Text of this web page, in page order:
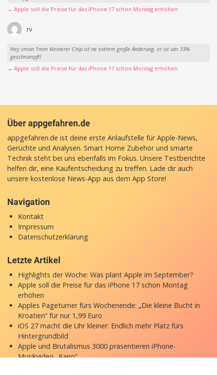
→ Apple soll die Preise für das iPhone 17 schon Montag erhöhen
rv
Hey cmon 1mm kleinerer Chip ist ne extrem große Änderung, er ist um 33%
geschrumpft!
→ Apple soll die Preise für das iPhone 17 schon Montag erhöhen
Über appgefahren.de
appgefahren.de ist deine erste Anlaufstelle für Apple-News,
Gerüchte und Analysen. Smart Home Zubehör und smarte
Technik steht bei uns ebenfalls im Fokus. Unsere Testberichte
helfen dir, eine Kaufentscheidung zu treffen. Lade dir auch
unsere kostenlose News-App aus dem App Store!
Navigation
Kontakt
Impressum
Datenschutzerklärung
Letzte Artikel
Highlights der Woche: Was plant Apple im September?
Apple soll die Preise für das iPhone 17 schon Montag
erhöhen
Apples Pageturner fürs Wochenende: „Die kleine Bucht in
Kroatien“ für nur 1,99 Euro
iOS 27 macht die Uhr kleiner: Endlich mehr Platz fürs
Hintergrundbild
Apple und Brutalismus 3000 präsentieren iPhone-
Musikvideo „Kairo“